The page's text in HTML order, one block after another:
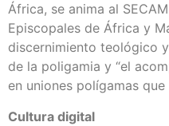
África, se anima al
Episcopales de África y
discernimiento teológico
de la poligamia y “el
en uniones polígamas
Cultura digital